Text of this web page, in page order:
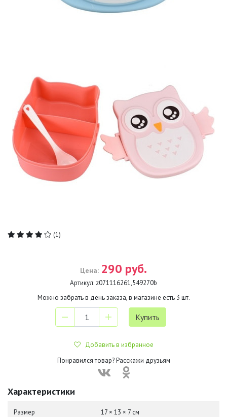
(1)
Цена: 290 руб.
Артикул: z071116261,549270b
Можно забрать в день заказа, в магазине есть 3 шт.
Добавить в избранное
Понравился товар? Расскажи друзьям
Характеристики
Размер 17 × 13 × 7 см